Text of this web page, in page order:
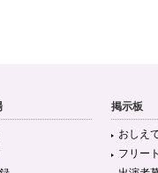
掲示板
おしえ
フリー